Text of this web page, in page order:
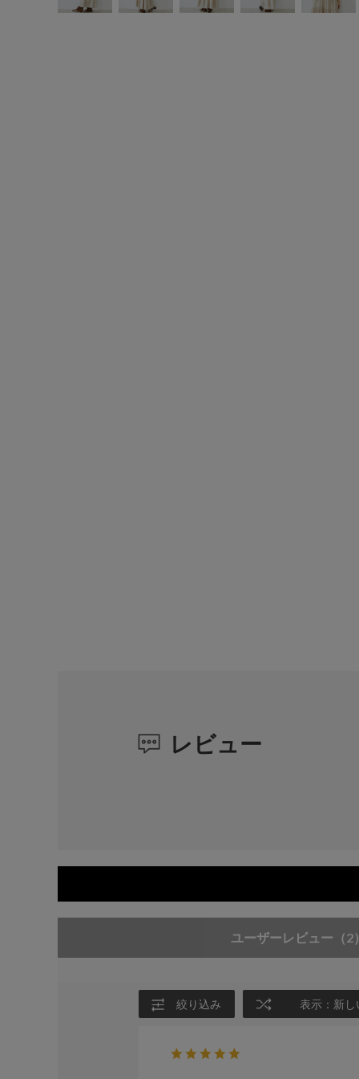
レビュー
ユーザーレビュー （2
絞り込み 表示：新し